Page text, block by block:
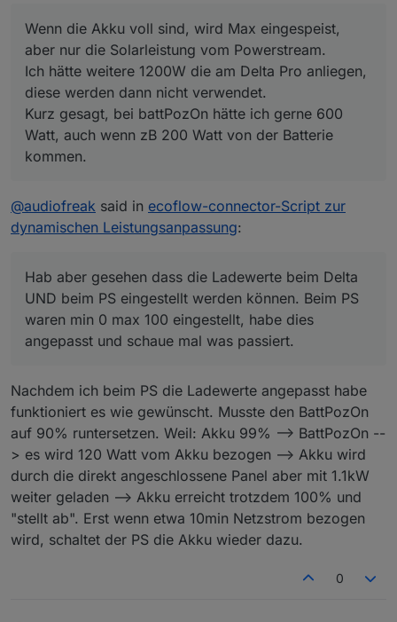
Kurz gesagt, bei battPozOn hätte ich gerne 600
Watt, auch wenn zB 200 Watt von der Batterie
kommen.
Muss im APP noch was angepasst werden?
LG
Rafal
prioOffOnDemand: 100,
lowBatLimitPozOn: 3,
Wenn die Akku voll sind, wird Max eingespeist,
aber nur die Solarleistung vom Powerstream.
Ich hätte weitere 1200W die am Delta Pro anliegen,
diese werden dann nicht verwendet.
Kurz gesagt, bei battPozOn hätte ich gerne 600
Watt, auch wenn zB 200 Watt von der Batterie
kommen.
@audiofreak said in ecoflow-connector-Script zur
dynamischen Leistungsanpassung:
Hab aber gesehen dass die Ladewerte beim Delta
UND beim PS eingestellt werden können. Beim PS
waren min 0 max 100 eingestellt, habe dies
angepasst und schaue mal was passiert.
Nachdem ich beim PS die Ladewerte angepasst habe
funktioniert es wie gewünscht. Musste den BattPozOn
auf 90% runtersetzen. Weil: Akku 99% --> BattPozOn --
> es wird 120 Watt vom Akku bezogen --> Akku wird
durch die direkt angeschlossene Panel aber mit 1.1kW
weiter geladen --> Akku erreicht trotzdem 100% und
"stellt ab". Erst wenn etwa 10min Netzstrom bezogen
wird, schaltet der PS die Akku wieder dazu.
0